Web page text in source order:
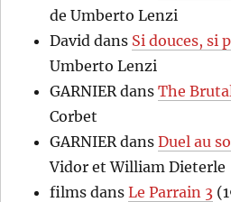
de Umberto Lenzi
David dans Si douces, si
Umberto Lenzi
GARNIER dansThe
Corbet
GARNIER dansDuel au
Vidor et William Dieterle
films dansLe Parrain 3